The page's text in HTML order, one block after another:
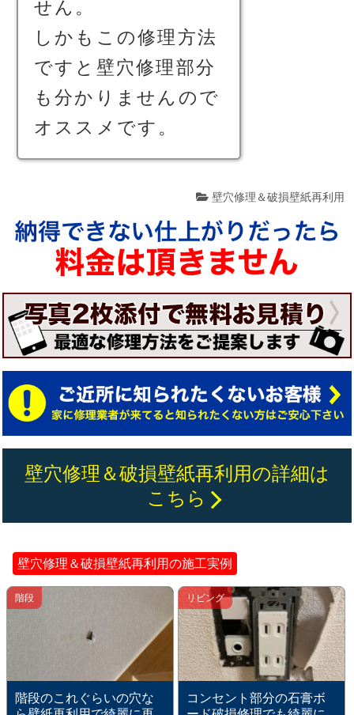
せん。
しかもこの修理方法
ですと壁穴修理部分
も分かりませんので
オススメです。
壁穴修理＆破損壁紙再利用
壁穴修理＆破損壁紙再利用の詳細は
こちら
壁穴修理＆破損壁紙再利用の施工実例
階段
階段のこれぐらいの穴な
リビング
コンセント部分の石膏ボ